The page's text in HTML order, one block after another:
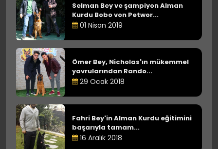
Selman Bey ve şampiyon Alman
Kurdu Bobo von Petwor...
01 Nisan 2019
Ömer Bey, Nicholas'ın mükemmel
yavrularından Rando...
29 Ocak 2018
Fahri Bey'in Alman Kurdu eğitimini
başarıyla tamam...
16 Aralık 2018